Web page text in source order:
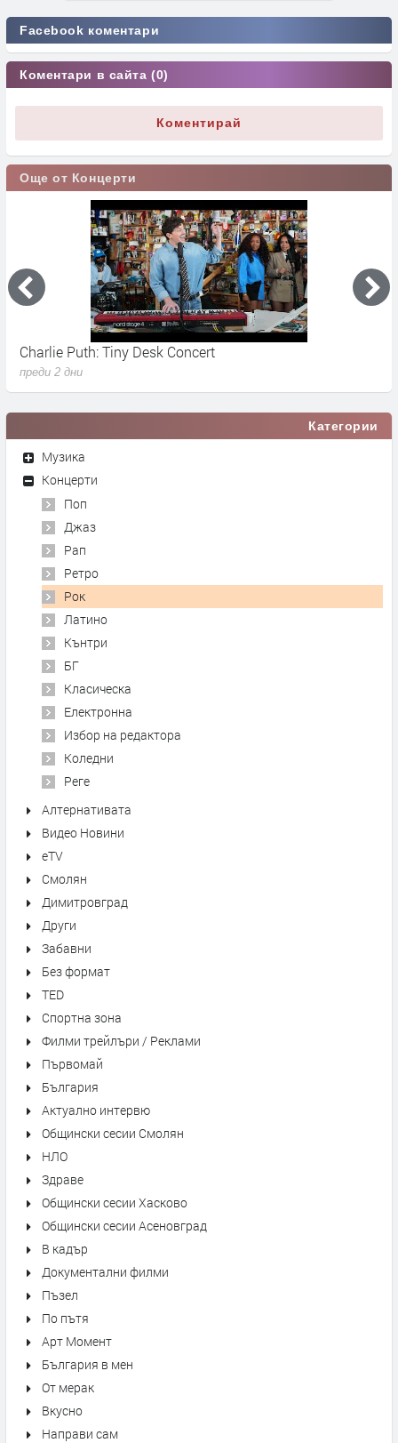
Facebook коментари
Коментари в сайта (0)
Коментирай
Още от Концерти
Charlie Puth: Tiny Desk Concert
преди 2 дни
Категории
Музика
Концерти
Поп
Джаз
Рап
Ретро
Рок
Латино
Кънтри
БГ
Класическа
Електронна
Избор на редактора
Коледни
Реге
Алтернативата
Видео Новини
eTV
Смолян
Димитровград
Други
Забавни
Без формат
TED
Спортна зона
Филми трейлъри / Реклами
Първомай
България
Актуално интервю
Общински сесии Смолян
НЛО
Здраве
Общински сесии Хасково
Общински сесии Асеновград
В кадър
Документални филми
Пъзел
По пътя
Арт Момент
България в мен
От мерак
Вкусно
Направи сам